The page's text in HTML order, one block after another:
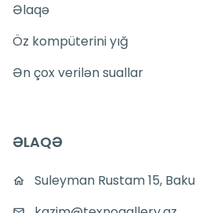
Əlaqə
Öz kompüterini yığ
Ən çox verilən suallar
ƏLAQƏ
Suleyman Rustam 15, Baku